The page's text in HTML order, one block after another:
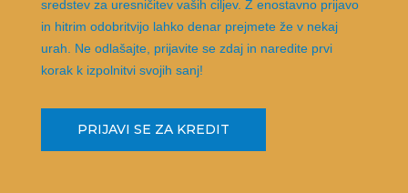
sredstev za uresničitev vaših ciljev. Z enostavno prijavo
in hitrim odobritvijo lahko denar prejmete že v nekaj
urah. Ne odlašajte, prijavite se zdaj in naredite prvi
korak k izpolnitvi svojih sanj!
PRIJAVI SE ZA KREDIT